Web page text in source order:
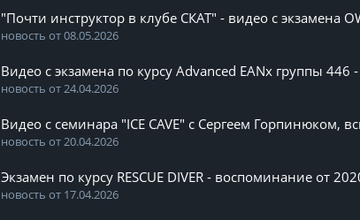
"Почти инструктор в клубе СКАТ" - видео с экзамена
новость от 08.05.2026
Видео с экзамена по курсу Advanced EANx группы
новость от 24.04.2026
Видео с семинара "ICE CAVE" с Сергеем Горпинюком,
новость от 20.04.2026
Экзамен по курсу RESCUE DIVER - воспоминание от
новость от 17.04.2026